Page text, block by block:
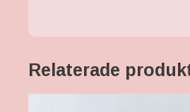
Relaterade